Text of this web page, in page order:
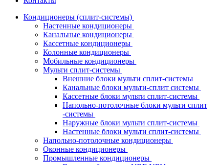
Кондиционеры (сплит-системы)
Настенные кондиционеры
Канальные кондиционеры
Кассетные кондиционеры
Колонные кондиционеры
Мобильные кондиционеры
Мульти сплит-системы
Внешние блоки мульти сплит-системы
Канальные блоки мульти-сплит системы
Кассетные блоки мульти сплит-системы
Напольно-потолочные блоки мульти сплит
-системы
Наружные блоки мульти сплит-системы
Настенные блоки мульти сплит-системы
Напольно-потолочные кондиционеры
Оконные кондиционеры
Промышленные кондиционеры